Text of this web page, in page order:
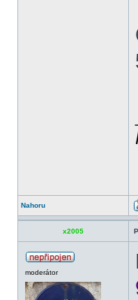
Nahoru
x2005
moderátor